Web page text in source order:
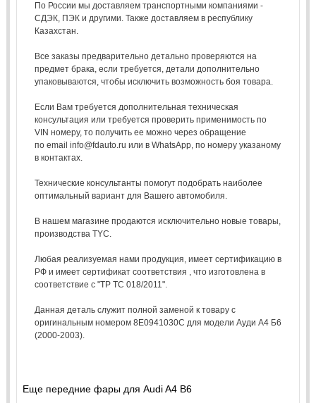
По России мы доставляем транспортными компаниями -
СДЭК, ПЭК и другими. Также доставляем в республику
Казахстан.
Все заказы предварительно детально проверяются на
предмет брака, если требуется, детали дополнительно
упаковываются, чтобы исключить возможность боя товара.
Если Вам требуется дополнительная техническая
консультация или требуется проверить применимость по
VIN номеру, то получить ее можно через обращение
по email info@fdauto.ru или в WhatsApp, по номеру указаному
в контактах.
Технические консультанты помогут подобрать наиболее
оптимальный вариант для Вашего автомобиля.
В нашем магазине продаются исключительно новые товары,
производства TYC.
Любая реализуемая нами продукция, имеет сертификацию в
РФ и имеет сертификат соответствия , что изготовлена в
соответствие с "ТР ТС 018/2011".
Данная деталь служит полной заменой к товару с
оригинальным номером 8E0941030C для модели Ауди А4 Б6
(2000-2003).
Еще передние фары для Audi A4 B6